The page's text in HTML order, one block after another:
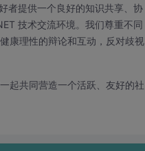
者提供一个良好的知识共享、协
技术交流环境。我们尊重不同
康理性的辩论和互动，反对歧视
起共同营造一个活跃、友好的社